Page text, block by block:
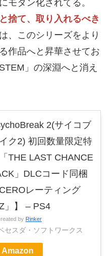
モダン化されてる。
捨て、取り入れるべき
、このシリーズをより
作品へと昇華させてお
」の深淵へと消え
2(サイコブ
ク2) 初回数量限定特
THE LAST CHANCE
」DLCコード同梱
CEROレーティング
Z」】 – PS4
by Rinker
セスダ・ソフトワークス
Amazon